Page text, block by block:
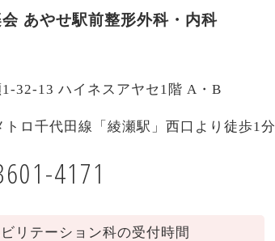
あやせ駅前整形外科・内科
32-13 ハイネスアヤセ1階 A・B
トロ千代田線「綾瀬駅」西口より徒歩1分
4171
リテーション科の受付時間